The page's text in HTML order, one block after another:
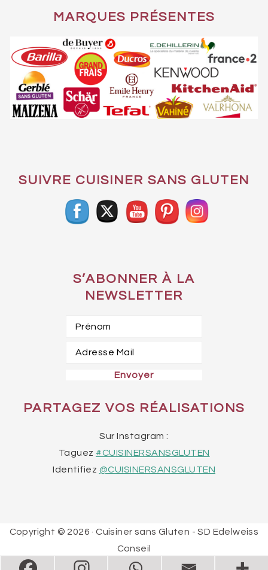
MARQUES PRÉSENTES
SUIVRE CUISINER SANS GLUTEN
S’ABONNER À LA
NEWSLETTER
PARTAGEZ VOS RÉALISATIONS
Sur Instagram :
Taguez #CUISINERSANSGLUTEN
Identifiez @CUISINERSANSGLUTEN
Copyright © 2026 · Cuisiner sans Gluten - SD Edelweiss
Conseil